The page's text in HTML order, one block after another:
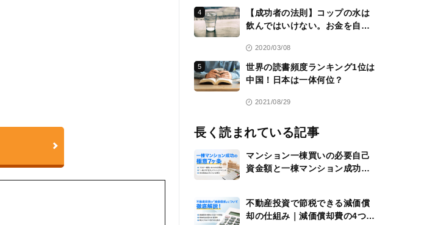
4
【成功者の法則】コップの水は
飲んではいけない。お金を自分
える2020/03/08
5
世界の読書頻度ランキング1位は
中国！日本は一体何位？
2021/08/29
長く読まれている記事
マンション一棟買いの必要自己
資金額と一棟マンション成功の
不動産投資で節税できる減価償
却の仕組み｜減価償却費の4つの